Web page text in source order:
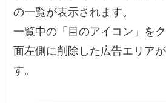
の一覧が表示されます。
一覧中の「目のアイコン」を
面左側に削除した広告エリア
す。